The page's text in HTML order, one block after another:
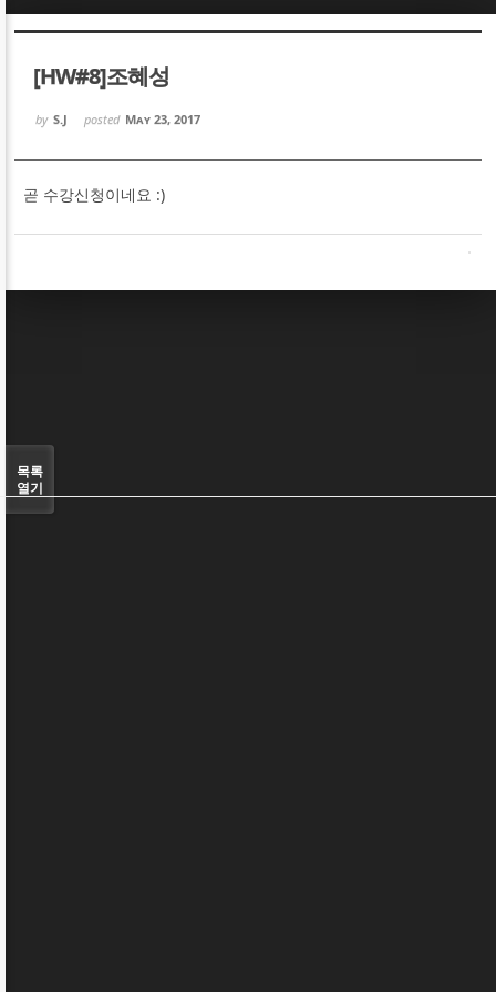
[HW#8]조혜성
by S.J posted May 23, 2017
곧 수강신청이네요 :)
목록
열기
Sketchbook5, 스케치북5
Sketchbook5, 스케치북5
Sketchbook5, 스케치북5
Sketchbook5, 스케치북5